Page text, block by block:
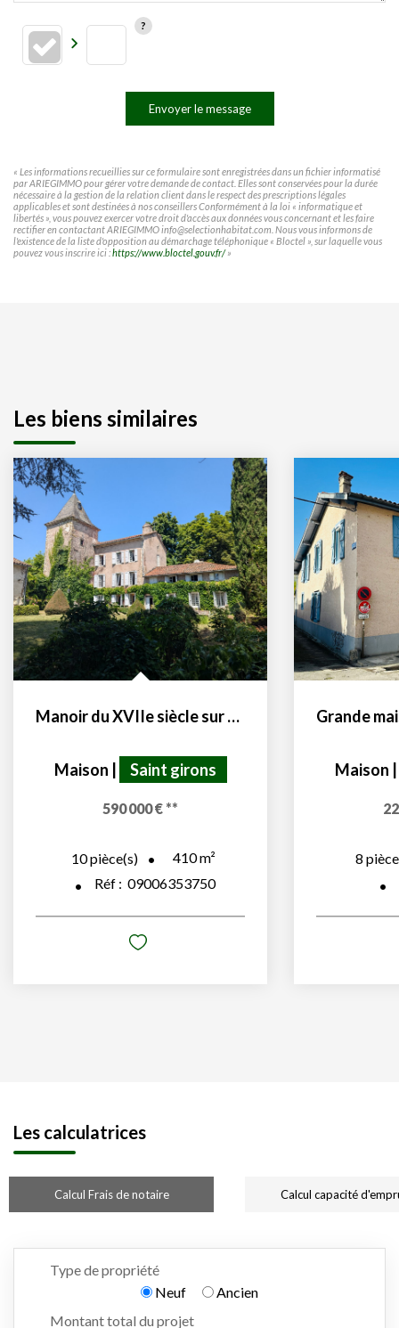
Envoyer le message
« Les informations recueillies sur ce formulaire sont enregistrées dans un fichier informatisé
par ARIEGIMMO pour gérer votre demande de contact. Elles sont conservées pour la durée
nécessaire à la gestion de la relation client dans le respect des prescriptions légales
applicables et sont destinées à nos conseillers Conformément à la loi « informatique et
libertés », vous pouvez exercer votre droit d'accès aux données vous concernant et les faire
rectifier en contactant ARIEGIMMO info@selectionhabitat.com. Nous vous informons de
l'existence de la liste d'opposition au démarchage téléphonique « Bloctel », sur laquelle vous
pouvez vous inscrire ici :https://www.bloctel.gouv.fr/»
Les biens similaires
Manoir du XVIIe siècle sur 14500 m² de terrain
Maison Saint girons
590 000 € **
10pièce(s) 410m²
Réf : 09006353750
Maison
8
Les calculatrices
Calcul Frais de notaire Calcul capacité